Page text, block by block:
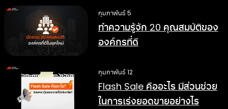
กุมภาพันธ์ 5
ทำความรู้จัก 20 คุณสมบัติของ
องค์กรที่ดี
กุมภาพันธ์ 12
Flash Sale คืออะไร มีส่วนช่วย
ในการเร่งยอดขายอย่างไร